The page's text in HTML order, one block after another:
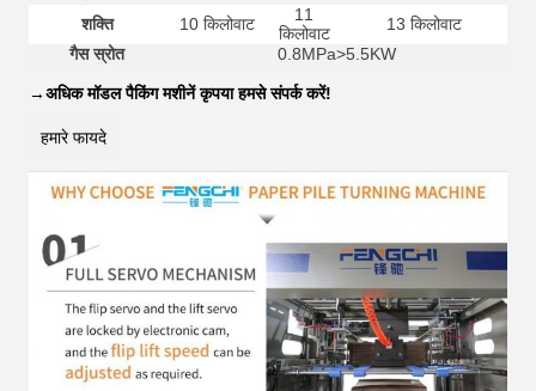
शक्ति
10 किलोवाट
11
किलोवाट
13 किलोवाट
गैस स्रोत
0.8MPa>5.5KW
→अधिक मॉडल पैकिंग मशीनें कृपया हमसे संपर्क करें!
हमारे फायदे